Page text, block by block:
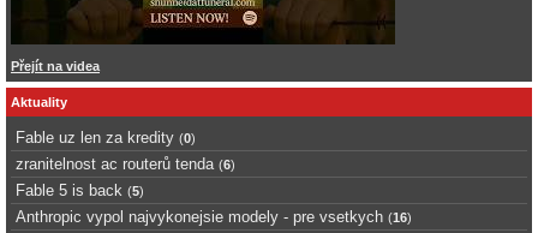
Přejít na videa
Aktuality
Fable uz len za kredity (0)
zranitelnost ac routerů tenda (6)
Fable 5 is back (5)
Anthropic vypol najvykonejsie modely - pre vsetkych (16)